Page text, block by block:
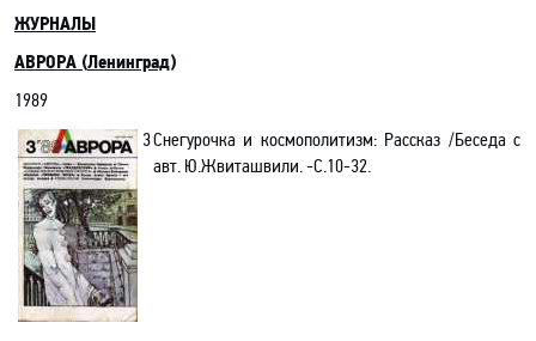
ЖУРНАЛЫ
АВРОРА (Ленинград)
1989
3Снегурочка и космополитизм: Рассказ /Беседа с
авт. Ю.Жвиташвили. -С.10-32.